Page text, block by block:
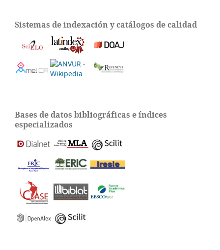
Sistemas de indexación y catálogos de calidad
Bases de datos bibliográficas e índices
especializados